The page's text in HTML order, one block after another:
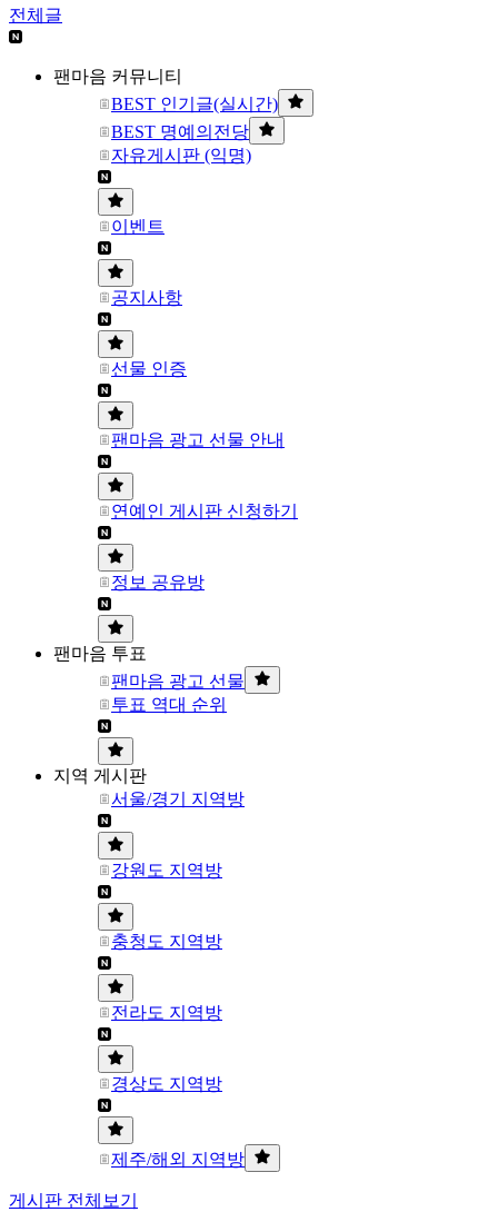
전체글
팬마음 커뮤니티
BEST 인기글(실시간)
BEST 명예의전당
자유게시판 (익명)
이벤트
공지사항
선물 인증
팬마음 광고 선물 안내
연예인 게시판 신청하기
정보 공유방
팬마음 투표
팬마음 광고 선물
투표 역대 순위
지역 게시판
서울/경기 지역방
강원도 지역방
충청도 지역방
전라도 지역방
경상도 지역방
제주/해외 지역방
게시판 전체보기